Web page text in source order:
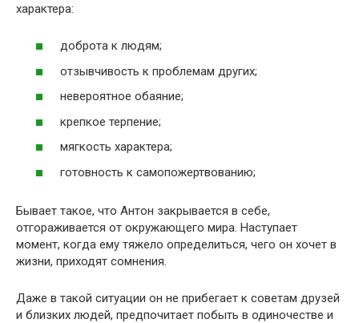
характера:
доброта к людям;
отзывчивость к проблемам других;
невероятное обаяние;
крепкое терпение;
мягкость характера;
готовность к самопожертвованию;
Бывает такое, что Антон закрывается в себе,
отгораживается от окружающего мира. Наступает
момент, когда ему тяжело определиться, чего он хочет в
жизни, приходят сомнения.
Даже в такой ситуации он не прибегает к советам друзей
и близких людей, предпочитает побыть в одиночестве и